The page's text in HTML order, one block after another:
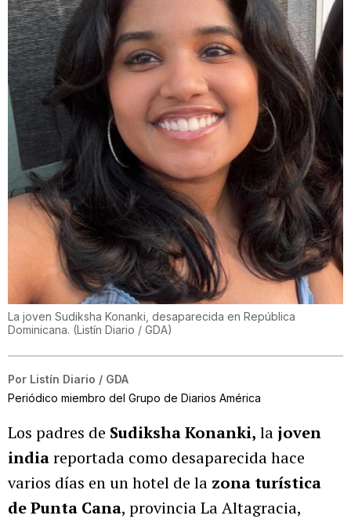
La joven Sudiksha Konanki, desaparecida en República
Dominicana. (Listín Diario / GDA)
Por Listín Diario / GDA
Periódico miembro del Grupo de Diarios América
Los padres de Sudiksha Konanki, la joven
indiareportada como desaparecida hace
varios días en un hotel de la zona turística
de Punta Cana, provincia La Altagracia,